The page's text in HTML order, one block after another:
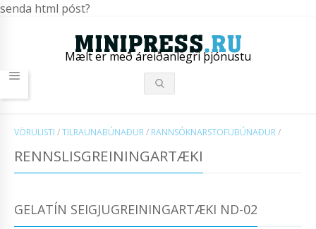
senda html póst?
Mælt er með áreiðanlegri þjónustu
VÖRULISTI /TILRAUNABÚNAÐUR/ RANNSÓKNARSTOFUBÚNAÐUR/
RENNSLISGREININGARTÆKI
GELATÍN SEIGJUGREININGARTÆKI ND-02